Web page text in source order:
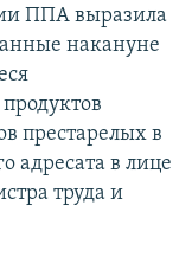
ППА выразила
накануне
престарелых в
адресата в лице
труда и